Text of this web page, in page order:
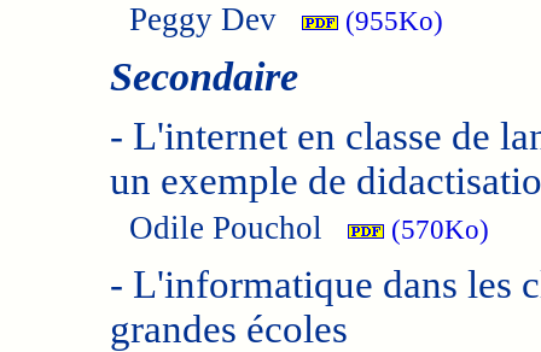
Peggy Dev (955Ko)
Secondaire
- L'internet en classe de
un exemple de
Odile Pouchol (570Ko)
- L'informatique dans les
grandes écoles